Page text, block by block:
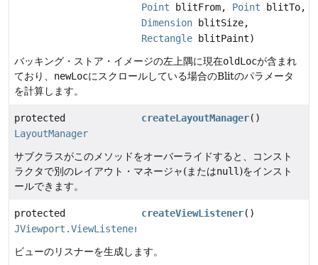
Point blitFrom, Point blitTo,
Dimension blitSize,
Rectangle blitPaint)
バッキング・ストア・イメージの左上隅に現在oldLocが含まれ
ており、 newLocにスクロールしている場合のBlitのパラメータ
を計算します。
protected
LayoutManager
createLayoutManager()
サブクラスがこのメソッドをオーバーライドすると、コンスト
ラクタで別のレイアウト・マネージャ(またはnull )をインスト
ールできます。
protected
JViewport.ViewListener
createViewListener()
ビューのリスナーを生成します。